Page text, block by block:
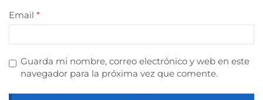
Email *
Guarda mi nombre, correo electrónico y web en este
navegador para la próxima vez que comente.